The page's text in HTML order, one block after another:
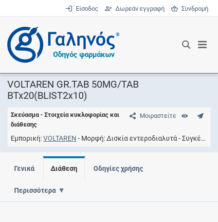
Είσοδος Δωρεάν εγγραφή Συνδρομή
®
Οδηγός φαρμάκων
VOLTAREN GR.TAB 50MG/TAB
BTx20(BLIST2x10)
Μοιραστείτε
Σκεύασμα - Στοιχεία κυκλοφορίας και
διάθεσης
Εμπορική VOLTAREN Μορφή Δισκία εντεροδιαλυτά Συγκέντρωση
Γενικά Διάθεση Οδηγίες χρήσης
Περισσότερα